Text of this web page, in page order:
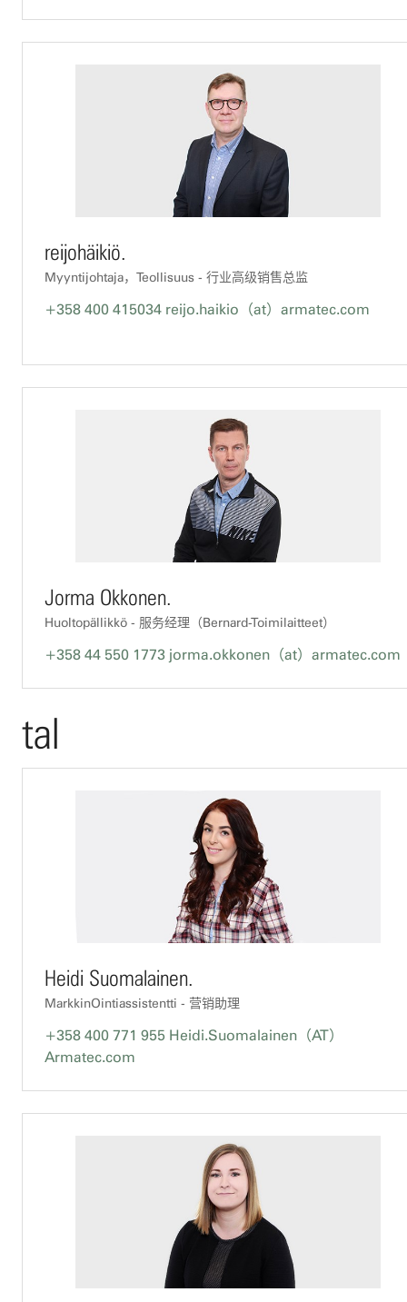
reijohäikiö.
Myyntijohtaja，Teollisuus - 行业高级销售总监
+358 400 415034 reijo.haikio（at）armatec.com
Jorma Okkonen.
Huoltopällikkö - 服务经理（Bernard-Toimilaitteet）
+358 44 550 1773 jorma.okkonen（at）armatec.com
tal
Heidi Suomalainen.
MarkkinOintiassistentti - 营销助理
+358 400 771 955 Heidi.Suomalainen（AT）
Armatec.com